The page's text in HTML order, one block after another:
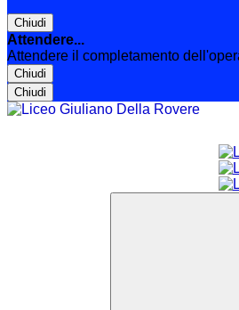
Chiudi
Attendere...
Attendere il completamento
Chiudi
Chiudi